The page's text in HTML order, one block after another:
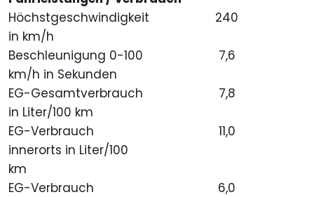
Höchstgeschwindigkeit
in km/h
240
Beschleunigung 0-100
km/h in Sekunden
7,6
EG-Gesamtverbrauch
in Liter/100 km
7,8
EG-Verbrauch
innerorts in Liter/100
km
11,0
EG-Verbrauch
6,0